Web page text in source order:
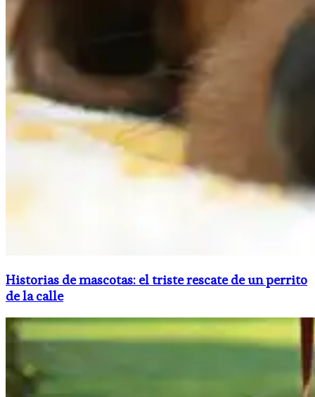
Historias de mascotas: el triste rescate de un perrito
de la calle